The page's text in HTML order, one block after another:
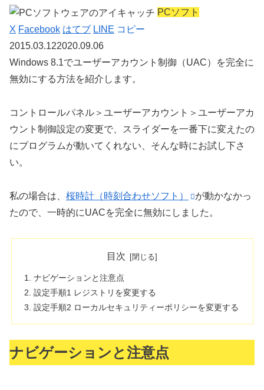
PCソフト
X Facebook はてブ LINE コピー
2015.03.122020.09.06
Windows 8.1でユーザーアカウント制御（UAC）を完全に
無効にする方法を紹介します。
コントロールパネル＞ユーザーアカウント＞ユーザーアカ
ウント制御設定の変更で、スライダーを一番下に変えたの
にプログラムが動いてくれない、そんな時にお試し下さ
い。
私の場合は、 桜時計（時刻合わせソフト）
が動かなかっ
たので、一時的にUACを完全に無効にしました。
目次
ナビゲーションと注意点
設定手順1 レジストリを変更する
設定手順2 ローカルセキュリティーポリシーを変更する
ナビゲーションと注意点